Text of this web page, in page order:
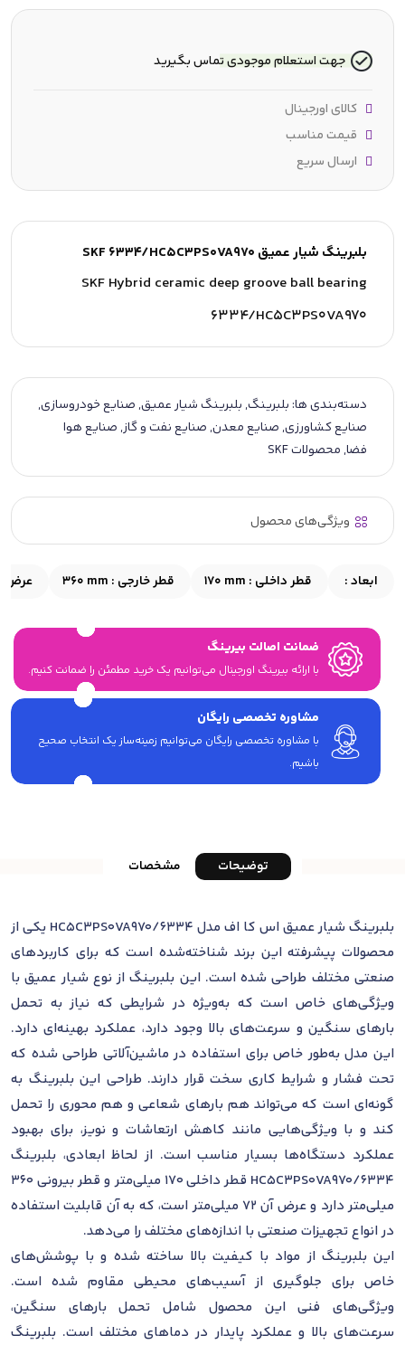
بلبرینگ شیار عمیق SKF 6334/HC5C3PS0VA970
SKF Hybrid ceramic deep groove ball bearing
6334/HC5C3PS0VA970
دسته‌بندی ها: بلبرینگ,بلبرینگ شیار عمیق,صنایع خودروسازی,
صنایع کشاورزی,صنایع معدن,صنایع نفت و گاز,صنایع هوا
فضا,محصولات SKF
ویژگی‌های محصول
ابعاد : قطر داخلی : 170 mm قطر خارجی : 360 mm عرض
ضمانت اصالت بیرینگ
با ارائه بیرینگ اورجینال می‎‌توانیم یک خرید مطمئن را ضمانت کنیم.
مشاوره تخصصی رایگان
با مشاوره تخصصی رایگان می‌توانیم زمینه‌ساز یک انتخاب صحیح
باشیم.
جهت استعلام موجودی تماس بگیرید
کالای اورجینال
قیمت مناسب
ارسال سریع
توضیحات مشخصات
بلبرینگ شیار عمیق اس کا اف مدل 6334/HC5C3PS0VA970 یکی از
محصولات پیشرفته این برند شناخته‌شده است که برای کاربردهای
صنعتی مختلف طراحی شده است. این بلبرینگ از نوع شیار عمیق با
ویژگی‌های خاص است که به‌ویژه در شرایطی که نیاز به تحمل
بارهای سنگین و سرعت‌های بالا وجود دارد، عملکرد بهینه‌ای دارد.
این مدل به‌طور خاص برای استفاده در ماشین‌آلاتی طراحی شده که
تحت فشار و شرایط کاری سخت قرار دارند. طراحی این بلبرینگ به
گونه‌ای است که می‌تواند هم بارهای شعاعی و هم محوری را تحمل
کند و با ویژگی‌هایی مانند کاهش ارتعاشات و نویز، برای بهبود
عملکرد دستگاه‌ها بسیار مناسب است. از لحاظ ابعادی، بلبرینگ
6334/HC5C3PS0VA970 قطر داخلی 170 میلی‌متر و قطر بیرونی 360
میلی‌متر دارد و عرض آن 72 میلی‌متر است، که به آن قابلیت استفاده
در انواع تجهیزات صنعتی با اندازه‌های مختلف را می‌دهد.
این بلبرینگ از مواد با کیفیت بالا ساخته شده و با پوشش‌های
خاص برای جلوگیری از آسیب‌های محیطی مقاوم شده است.
ویژگی‌های فنی این محصول شامل تحمل بارهای سنگین،
سرعت‌های بالا و عملکرد پایدار در دماهای مختلف است. بلبرینگ